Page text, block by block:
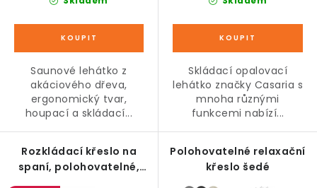
Saunové lehátko z
akáciového dřeva,
ergonomický tvar,
houpací a skládací...
Skládací opalovací
lehátko značky Casaria s
mnoha různými
funkcemi nabízí...
Rozkládací křeslo na
spaní, polohovatelné,
Polohovatelné relaxační
křeslo šedé